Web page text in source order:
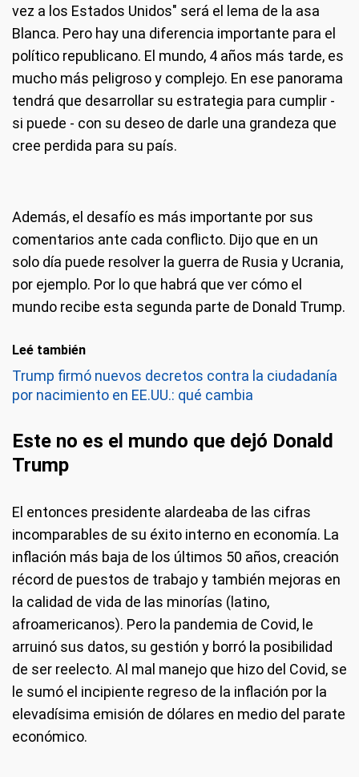
vez a los Estados Unidos" será el lema de la asa
Blanca. Pero hay una diferencia importante para el
político republicano. El mundo, 4 años más tarde, es
mucho más peligroso y complejo. En ese panorama
tendrá que desarrollar su estrategia para cumplir -
si puede - con su deseo de darle una grandeza que
cree perdida para su país.
Además, el desafío es más importante por sus
comentarios ante cada conflicto. Dijo que en un
solo día puede resolver la guerra de Rusia y Ucrania,
por ejemplo. Por lo que habrá que ver cómo el
mundo recibe esta segunda parte de Donald Trump.
Leé también
Trump firmó nuevos decretos contra la ciudadanía
por nacimiento en EE.UU.: qué cambia
Este no es el mundo que dejó Donald
Trump
El entonces presidente alardeaba de las cifras
incomparables de su éxito interno en economía. La
inflación más baja de los últimos 50 años, creación
récord de puestos de trabajo y también mejoras en
la calidad de vida de las minorías (latino,
afroamericanos). Pero la pandemia de Covid, le
arruinó sus datos, su gestión y borró la posibilidad
de ser reelecto. Al mal manejo que hizo del Covid, se
le sumó el incipiente regreso de la inflación por la
elevadísima emisión de dólares en medio del parate
económico.